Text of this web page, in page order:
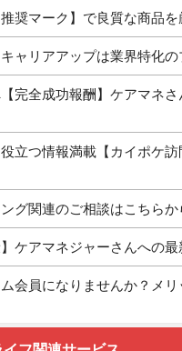
奨マーク】で良質な商品を
ャリアアップは業界特化の
完全成功報酬】ケアマネ
立つ情報満載【カイポケ
グ関連のご相談はこちらか
ケアマネジャーさんへの最
会員になりませんか？メ